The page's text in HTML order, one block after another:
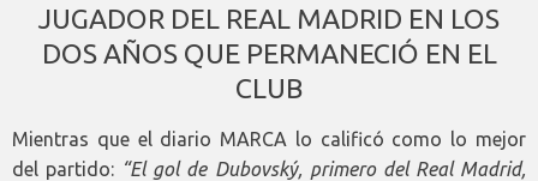
JUGADOR DEL REAL MADRID EN LOS
DOS AÑOS QUE PERMANECIÓ EN EL
CLUB
Mientras que el diario MARCA lo calificó como lo mejor
del partido: “El gol de Dubovský, primero del Real Madrid,